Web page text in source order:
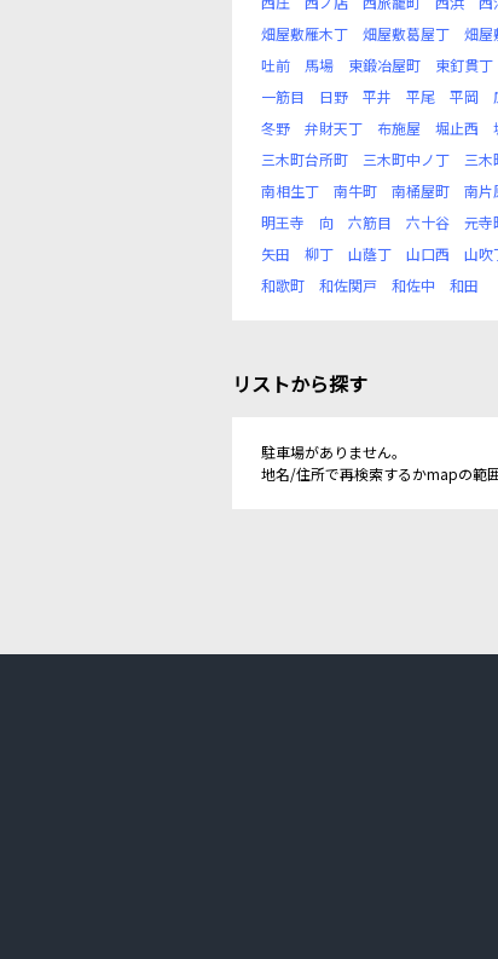
畑屋敷雁木丁
畑屋敷葛屋丁 畑屋
吐前
馬場 東鍛冶屋町 東釘貫丁
一筋目
日野 平井 平尾 平岡
冬野
弁財天丁 布施屋 堀止西
三木町台所町
三木町中ノ丁 三木
南相生丁
南牛町 南桶屋町 南片
明王寺
向 六筋目 六十谷 元寺
矢田
柳丁 山蔭丁 山口西 山吹
和歌町
和佐関戸 和佐中 和田
リストから探す
駐車場がありません。
地名/住所で再検索するかmapの範